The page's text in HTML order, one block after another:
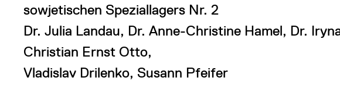
sowjetischen Speziallagers Nr. 2
Dr. Julia Landau, Dr. Anne-Christine Hamel, Dr.
Christian Ernst Otto,
Vladislav Drilenko, Susann Pfeifer